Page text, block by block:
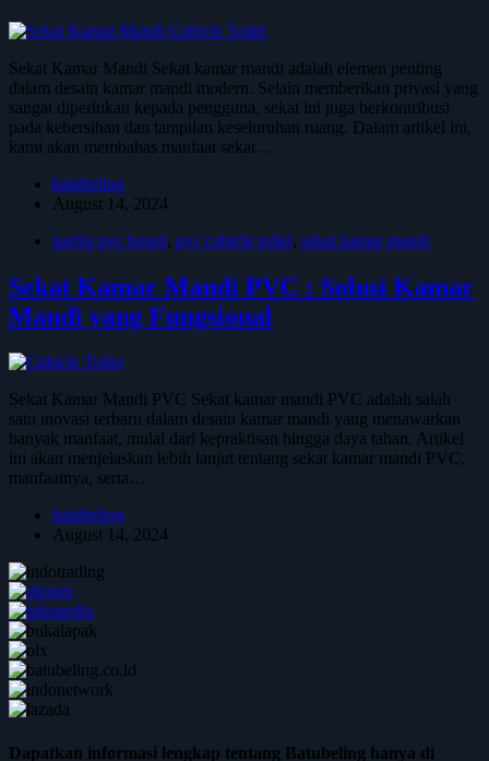
Sekat Kamar Mandi Sekat kamar mandi adalah elemen penting
dalam desain kamar mandi modern. Selain memberikan privasi yang
sangat diperlukan kepada pengguna, sekat ini juga berkontribusi
pada kebersihan dan tampilan keseluruhan ruang. Dalam artikel ini,
kami akan membahas manfaat sekat…
batubeling
August 14, 2024
partisi pvc board, pvc cubicle toilet, sekat kamar mandi
Sekat Kamar Mandi PVC : Solusi Kamar
Mandi yang Fungsional
Sekat Kamar Mandi PVC Sekat kamar mandi PVC adalah salah
satu inovasi terbaru dalam desain kamar mandi yang menawarkan
banyak manfaat, mulai dari kepraktisan hingga daya tahan. Artikel
ini akan menjelaskan lebih lanjut tentang sekat kamar mandi PVC,
manfaatnya, serta…
batubeling
August 14, 2024
Dapatkan informasi lengkap tentang Batubeling hanya di